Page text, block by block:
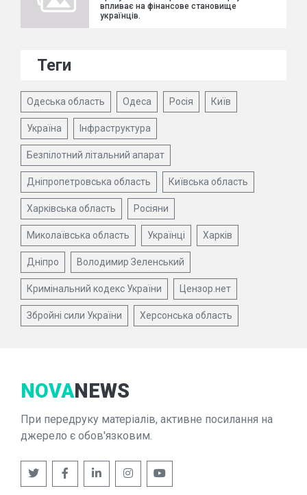
впливає на фінансове становище
українців.
Теги
Одеська область Одеса Росія Київ
Україна Інфраструктура
Безпілотний літальний апарат
Дніпропетровська область Київська область
Харківська область Росіяни
Миколаївська область Українці Харків
Дніпро Володимир Зеленський
Кримінальний кодекс України Цензор.нет
Збройні сили України Херсонська область
NOVANEWS
При передруку матеріалів, активне посилання на
джерело є обов'язковим.